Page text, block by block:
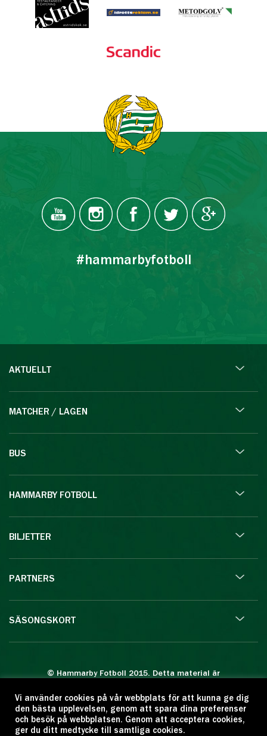
#hammarbyfotboll
AKTUELLT
MATCHER / LAGEN
BUS
HAMMARBY FOTBOLL
BILJETTER
PARTNERS
SÄSONGSKORT
© Hammarby Fotboll 2015. Detta material är
Eftertryck eller annan kopiering är förbjuden.
Citera oss gärna men ange källan:
www.hammarbyfotboll.se. Ansvarig utgivare:
Vi använder cookies på vår webbplats för att kunna ge dig
den bästa upplevelsen, genom att spara dina preferenser
och besök på webbplatsen. Genom att acceptera cookies,
ger du ditt medtycke till samtliga cookies.